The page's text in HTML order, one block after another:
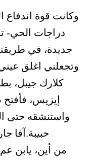
وكانت قوة اندفاع
دراجات الحي-
جديدة، في
وتجعلني اغلق
كلارك جيبل،
إيزيس،
واستنشقه حتى
حبيبة.آفا
من أين، يابن